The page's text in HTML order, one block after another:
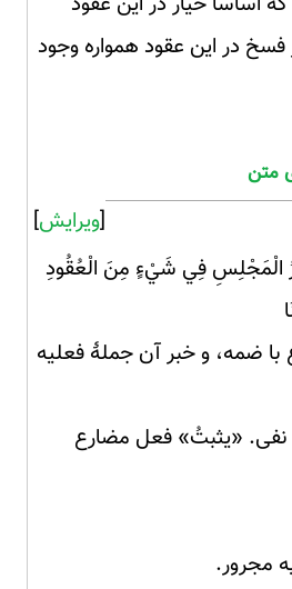
فسخ در این عقود همواره وجود
[ویرایش]
الْمَجْلِسِ فِي شَيْءٍ مِنَ الْعُقُودِ
با ضمه، و خبر آن جملهٔ فعلیه
نفی. «يثبتُ» فعل مضارع
مجرور.